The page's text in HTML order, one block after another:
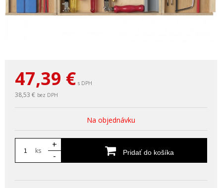
47,39 € s DPH
38,53 € bez DPH
Na objednávku
ks
+
-
Pridať do košíka